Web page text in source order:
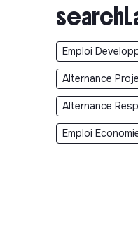
Emploi
Alternance
Alternance
Emploi